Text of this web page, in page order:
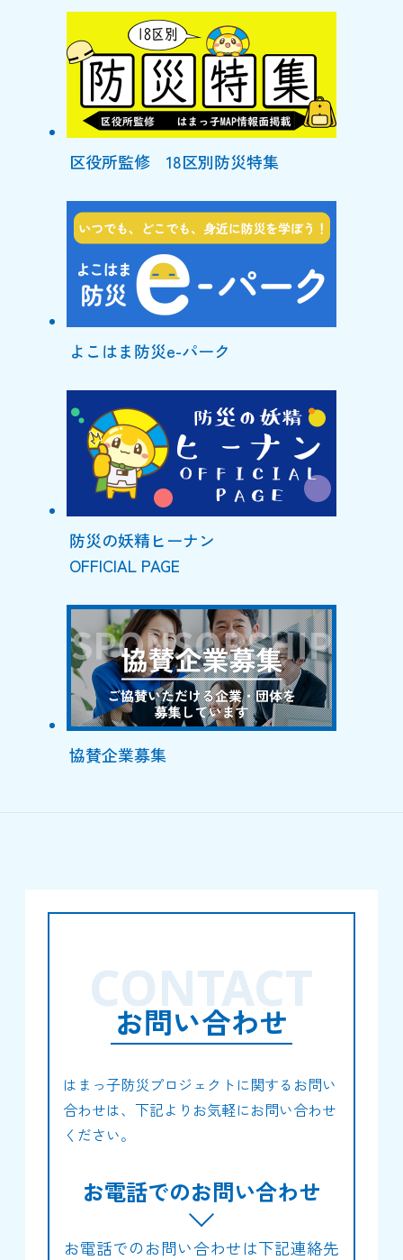
区役所監修 18区別防災特集
よこはま防災e-パーク
防災の妖精ヒーナン
OFFICIAL PAGE
協賛企業募集
お問い合わせ
CONTACT
はまっ子防災プロジェクトに関するお問い
合わせは、下記よりお気軽にお問い合わせ
ください。
お電話でのお問い合わせ
お電話でのお問い合わせは下記連絡先